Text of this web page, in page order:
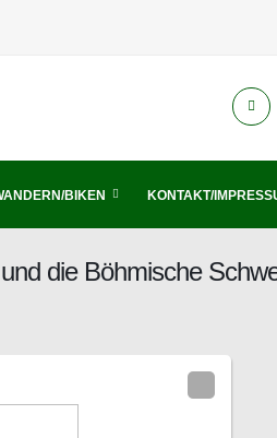
BIKEN KONTAKT/
die Böhmische